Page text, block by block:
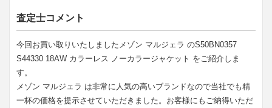
査定士コメント
今回お買い取りいたしましたメゾン マルジェラ のS50BN0357
S44330 18AW カラーレス ノーカラージャケット をご紹介しま
す。
メゾン マルジェラ は非常に人気の高いブランドなので当社でも精
一杯の価格を提示させていただきました。お客様にもご納得いただ